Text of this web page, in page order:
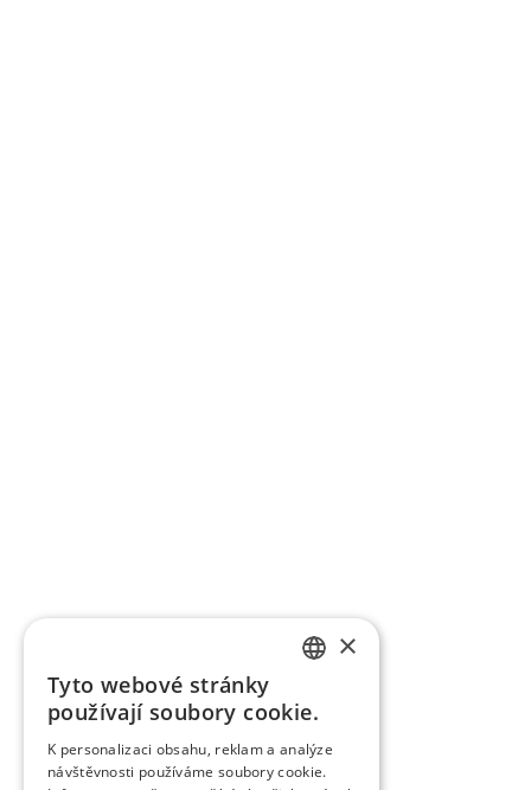
CZECH
×
Tyto webové stránky
používají soubory cookie.
K personalizaci obsahu, reklam a analýze
návštěvnosti používáme soubory cookie.